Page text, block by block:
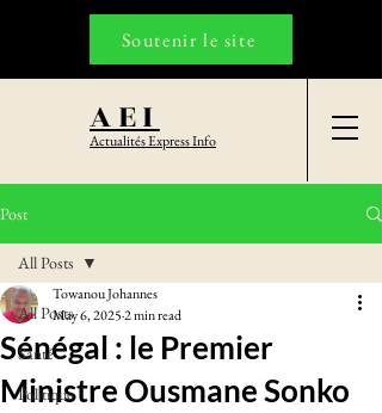
AEI
Actualités Express Info
Soutenir le site
Post
All Posts
Santé
Politique
All Posts
Sénégal : le Premier
Ministre Ousmane Sonko
Towanou Johannes
May 6, 20252 min read